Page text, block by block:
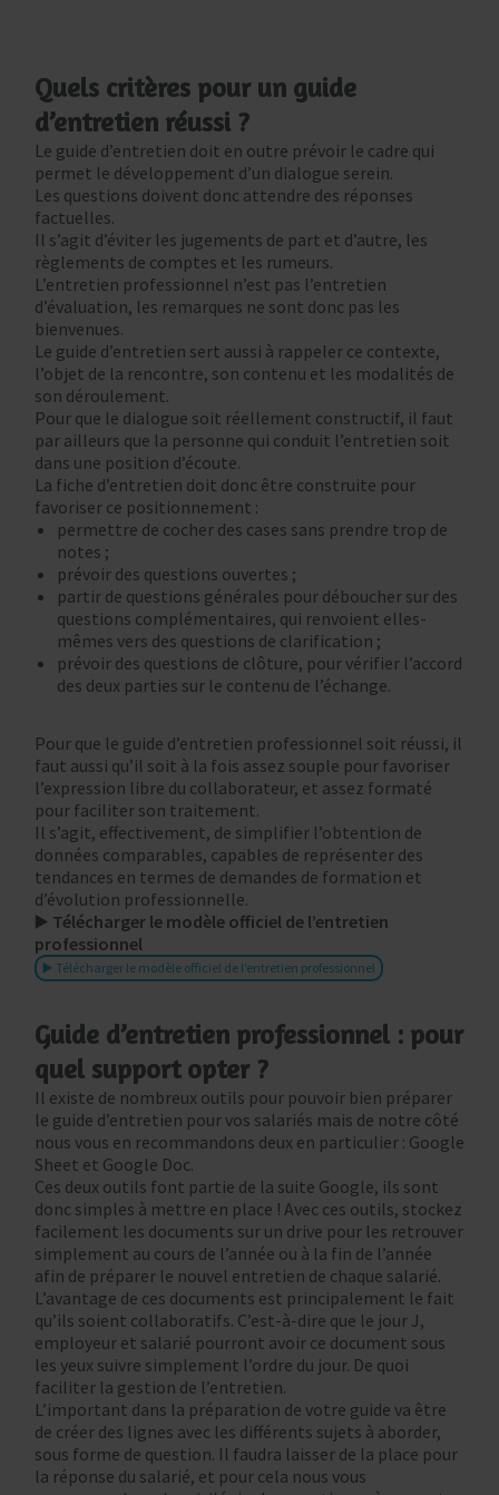
Quels critères pour un guide
d’entretien réussi ?
Le guide d’entretien doit en outre prévoir le cadre qui
permet le développement d’un dialogue serein.
Les questions doivent donc attendre des réponses
factuelles.
Il s’agit d’éviter les jugements de part et d’autre, les
règlements de comptes et les rumeurs.
L’entretien professionnel n’est pas l’entretien
d’évaluation, les remarques ne sont donc pas les
bienvenues.
Le guide d’entretien sert aussi à rappeler ce contexte,
l’objet de la rencontre, son contenu et les modalités de
son déroulement.
Pour que le dialogue soit réellement constructif, il faut
par ailleurs que la personne qui conduit l’entretien soit
dans une position d’écoute.
La fiche d’entretien doit donc être construite pour
favoriser ce positionnement :
permettre de cocher des cases sans prendre trop de
notes ;
prévoir des questions ouvertes ;
partir de questions générales pour déboucher sur des
questions complémentaires, qui renvoient elles-
mêmes vers des questions de clarification ;
prévoir des questions de clôture, pour vérifier l’accord
des deux parties sur le contenu de l’échange.
Pour que le guide d’entretien professionnel soit réussi, il
faut aussi qu’il soit à la fois assez souple pour favoriser
l’expression libre du collaborateur, et assez formaté
pour faciliter son traitement.
Il s’agit, effectivement, de simplifier l’obtention de
données comparables, capables de représenter des
tendances en termes de demandes de formation et
d’évolution professionnelle.
▶️ Télécharger le modèle officiel de l’entretien
professionnel
▶️ Télécharger le modèle officiel de l’entretien professionnel
Guide d’entretien professionnel : pour
quel support opter ?
Il existe de nombreux outils pour pouvoir bien préparer
le guide d’entretien pour vos salariés mais de notre côté
nous vous en recommandons deux en particulier : Google
Sheet et Google Doc.
Ces deux outils font partie de la suite Google, ils sont
donc simples à mettre en place ! Avec ces outils, stockez
facilement les documents sur un drive pour les retrouver
simplement au cours de l’année ou à la fin de l’année
afin de préparer le nouvel entretien de chaque salarié.
L’avantage de ces documents est principalement le fait
qu’ils soient collaboratifs. C’est-à-dire que le jour J,
employeur et salarié pourront avoir ce document sous
les yeux suivre simplement l’ordre du jour. De quoi
faciliter la gestion de l’entretien.
L’important dans la préparation de votre guide va être
de créer des lignes avec les différents sujets à aborder,
sous forme de question. Il faudra laisser de la place pour
la réponse du salarié, et pour cela nous vous